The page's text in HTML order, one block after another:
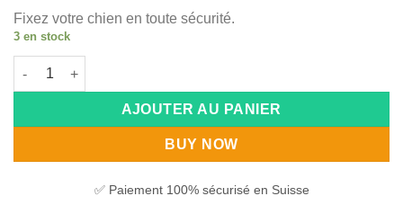
Fixez votre chien en toute sécurité.
3 en stock
quantité de Nobby Piquet d'attache chromé, 40 cm, diam. 8 mm
AJOUTER AU PANIER
BUY NOW
Alternative:
✅ Paiement 100% sécurisé en Suisse